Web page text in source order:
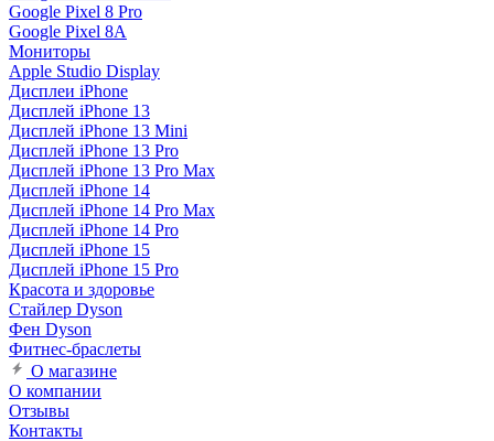
Google Pixel 8 Pro
Google Pixel 8A
Мониторы
Apple Studio Display
Дисплеи iPhone
Дисплей iPhone 13
Дисплей iPhone 13 Mini
Дисплей iPhone 13 Pro
Дисплей iPhone 13 Pro Max
Дисплей iPhone 14
Дисплей iPhone 14 Pro Max
Дисплей iPhone 14 Pro
Дисплей iPhone 15
Дисплей iPhone 15 Pro
Красота и здоровье
Стайлер Dyson
Фен Dyson
Фитнес-браслеты
О магазине
О компании
Отзывы
Контакты